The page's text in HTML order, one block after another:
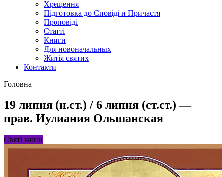
Хрещення
Підготовка до Сповіді и Причастя
Проповіді
Статті
Книги
Для новоначальных
Житія святих
Контакти
Головна
19 липня (н.ст.) / 6 липня (ст.ст.) —
прав. Иулиания Ольшанская
Святі жони